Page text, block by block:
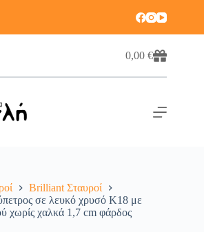
0,00€
Brilliant Σταυροί
σε λευκό χρυσό Κ18 με
χωρίς χαλκά 1,7 cm φάρδος